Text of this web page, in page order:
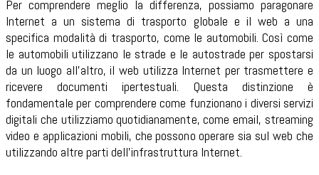
Per comprendere meglio la differenza, possiamo paragonare
Internet a un sistema di trasporto globale e il web a una
specifica modalità di trasporto, come le automobili. Così come
le automobili utilizzano le strade e le autostrade per spostarsi
da un luogo all'altro, il web utilizza Internet per trasmettere e
ricevere documenti ipertestuali. Questa distinzione è
fondamentale per comprendere come funzionano i diversi servizi
digitali che utilizziamo quotidianamente, come email, streaming
video e applicazioni mobili, che possono operare sia sul web che
utilizzando altre parti dell'infrastruttura Internet.